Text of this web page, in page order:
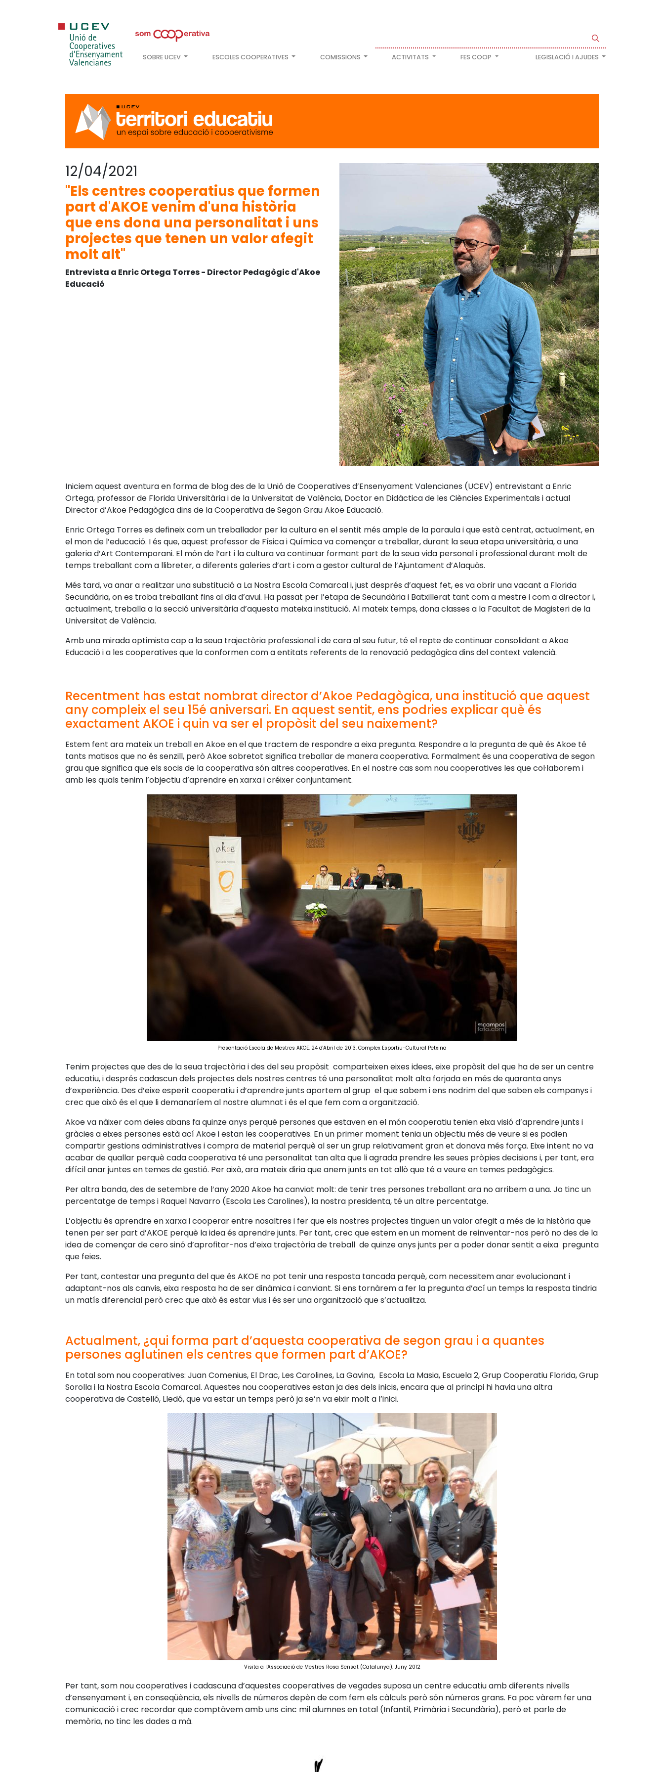
SOBRE UCEV ESCOLES COOPERATIVES COMISSIONS ACTIVITATS FES COOP LEGISLACIÓ I AJUDES
12/04/2021
"Els centres cooperatius que formen
part d'AKOE venim d'una història
que ens dona una personalitat i uns
projectes que tenen un valor afegit
molt alt"
Entrevista a Enric Ortega Torres - Director Pedagògic d'Akoe
Educació
Iniciem aquest aventura en forma de blog des de la Unió de Cooperatives d’Ensenyament Valencianes (UCEV) entrevistant a Enric
Ortega, professor de Florida Universitària i de la Universitat de València, Doctor en Didàctica de les Ciències Experimentals i actual
Director d’Akoe Pedagògica dins de la Cooperativa de Segon Grau Akoe Educació.
Enric Ortega Torres es defineix com un treballador per la cultura en el sentit més ample de la paraula i que està centrat, actualment, en
el mon de l’educació. I és que, aquest professor de Física i Química va començar a treballar, durant la seua etapa universitària, a una
galeria d’Art Contemporani. El món de l’art i la cultura va continuar formant part de la seua vida personal i professional durant molt de
temps treballant com a llibreter, a diferents galeries d’art i com a gestor cultural de l’Ajuntament d’Alaquàs.
Més tard, va anar a realitzar una substitució a La Nostra Escola Comarcal i, just després d’aquest fet, es va obrir una vacant a Florida
Secundària, on es troba treballant fins al dia d’avui. Ha passat per l’etapa de Secundària i Batxillerat tant com a mestre i com a director i,
actualment, treballa a la secció universitària d’aquesta mateixa institució. Al mateix temps, dona classes a la Facultat de Magisteri de la
Universitat de València.
Amb una mirada optimista cap a la seua trajectòria professional i de cara al seu futur, té el repte de continuar consolidant a Akoe
Educació i a les cooperatives que la conformen com a entitats referents de la renovació pedagògica dins del context valencià.
Recentment has estat nombrat director d’Akoe Pedagògica, una institució que aquest
any compleix el seu 15é aniversari. En aquest sentit, ens podries explicar què és
exactament AKOE i quin va ser el propòsit del seu naixement?
Estem fent ara mateix un treball en Akoe en el que tractem de respondre a eixa pregunta. Respondre a la pregunta de què és Akoe té
tants matisos que no és senzill, però Akoe sobretot significa treballar de manera cooperativa. Formalment és una cooperativa de segon
grau que significa que els socis de la cooperativa són altres cooperatives. En el nostre cas som nou cooperatives les que col·laborem i
amb les quals tenim l’objectiu d’aprendre en xarxa i créixer conjuntament.
Presentació Escola de Mestres AKOE. 24 d'Abril de 2013. Complex Esportiu-Cultural Petxina
Tenim projectes que des de la seua trajectòria i des del seu propòsit comparteixen eixes idees, eixe propòsit del que ha de ser un centre
educatiu, i després cadascun dels projectes dels nostres centres té una personalitat molt alta forjada en més de quaranta anys
d’experiència. Des d’eixe esperit cooperatiu i d’aprendre junts aportem al grup el que sabem i ens nodrim del que saben els companys i
crec que això és el que li demanaríem al nostre alumnat i és el que fem com a organització.
Akoe va nàixer com deies abans fa quinze anys perquè persones que estaven en el món cooperatiu tenien eixa visió d’aprendre junts i
gràcies a eixes persones està ací Akoe i estan les cooperatives. En un primer moment tenia un objectiu més de veure si es podien
compartir gestions administratives i compra de material perquè al ser un grup relativament gran et donava més força. Eixe intent no va
acabar de quallar perquè cada cooperativa té una personalitat tan alta que li agrada prendre les seues pròpies decisions i, per tant, era
difícil anar juntes en temes de gestió. Per això, ara mateix diria que anem junts en tot allò que té a veure en temes pedagògics.
Per altra banda, des de setembre de l’any 2020 Akoe ha canviat molt: de tenir tres persones treballant ara no arribem a una. Jo tinc un
percentatge de temps i Raquel Navarro (Escola Les Carolines), la nostra presidenta, té un altre percentatge.
L’objectiu és aprendre en xarxa i cooperar entre nosaltres i fer que els nostres projectes tinguen un valor afegit a més de la història que
tenen per ser part d’AKOE perquè la idea és aprendre junts. Per tant, crec que estem en un moment de reinventar-nos però no des de la
idea de començar de cero sinó d’aprofitar-nos d’eixa trajectòria de treball de quinze anys junts per a poder donar sentit a eixa pregunta
que feies.
Per tant, contestar una pregunta del que és AKOE no pot tenir una resposta tancada perquè, com necessitem anar evolucionant i
adaptant-nos als canvis, eixa resposta ha de ser dinàmica i canviant. Si ens tornàrem a fer la pregunta d’ací un temps la resposta tindria
un matís diferencial però crec que això és estar vius i és ser una organització que s’actualitza.
Actualment, ¿qui forma part d’aquesta cooperativa de segon grau i a quantes
persones aglutinen els centres que formen part d’AKOE?
En total som nou cooperatives: Juan Comenius, El Drac, Les Carolines, La Gavina, Escola La Masia, Escuela 2, Grup Cooperatiu Florida, Grup
Sorolla i la Nostra Escola Comarcal. Aquestes nou cooperatives estan ja des dels inicis, encara que al principi hi havia una altra
cooperativa de Castelló, Lledó, que va estar un temps però ja se’n va eixir molt a l’inici.
Visita a l'Associació de Mestres Rosa Sensat (Catalunya). Juny 2012
Per tant, som nou cooperatives i cadascuna d’aquestes cooperatives de vegades suposa un centre educatiu amb diferents nivells
d’ensenyament i, en conseqüència, els nivells de números depèn de com fem els càlculs però són números grans. Fa poc vàrem fer una
comunicació i crec recordar que comptàvem amb uns cinc mil alumnes en total (Infantil, Primària i Secundària), però et parle de
memòria, no tinc les dades a mà.